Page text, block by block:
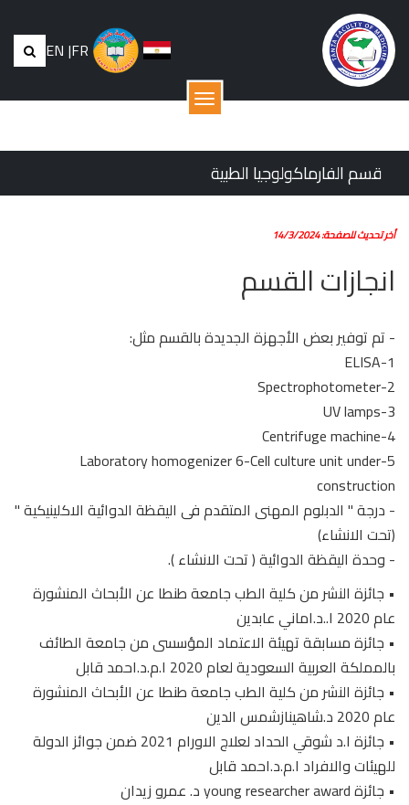
EN |FR
القائمة
قسم الفارماكولوجيا الطبية
أخر تحديث للصفحة: 14/3/2024
انجازات القسم
- تم توفير بعض الأجهزة الجديدة بالقسم مثل:
1-ELISA
2-Spectrophotometer
3-UV lamps
4-Centrifuge machine
5-Laboratory homogenizer
6-Cell culture unit under
construction
- درجة " الدبلوم المهنى المتقدم فى اليقظة الدوائية الاكلينيكية "
(تحت الانشاء)
- وحدة اليقظة الدوائية ( تحت الانشاء ).
• جائزة النشر من كلية الطب جامعة طنطا عن الأبحاث المنشورة
عام 2020 ا..د.اماني عابدين
• جائزة مسابقة تهيئة الاعتماد المؤسسى من جامعة الطائف
بالمملكة العربية السعودية لعام 2020 ا.م.د.احمد قابل
• جائزة النشر من كلية الطب جامعة طنطا عن الأبحاث المنشورة
عام 2020 د.شاهينازشمس الدين
• جائزة ا.د شوقي الحداد لعلاج الاورام 2021 ضمن جوائز الدولة
للهيئات والافراد ا.م.د.احمد قابل
• جائزة young researcher award د. عمرو زيدان